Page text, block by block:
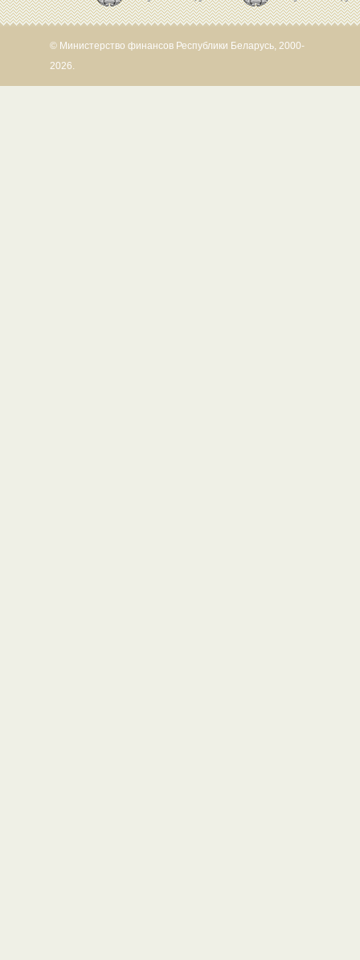
© Министерство финансов Республики Беларусь, 2000-
2026.